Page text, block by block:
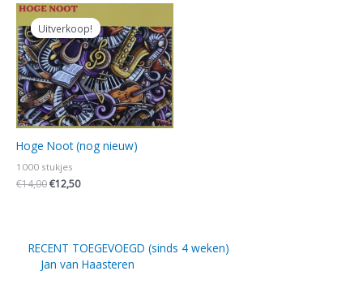
Uitverkoop!
Uitverkoop!
Hoge Noot (nog nieuw)
1000 stukjes
€14,00
Oorspronkelijke
prijs
was:
€14,00.
€12,50
prijs
is:
€12,50.
RECENT TOEGEVOEGD (sinds 4 weken)
Jan van Haasteren